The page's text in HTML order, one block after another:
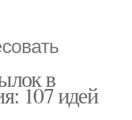
в
107 идей